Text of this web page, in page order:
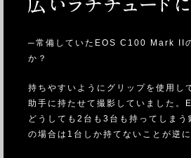
─常備していたEOS C100 Mark II
か？
持ちやすいようにグリップを使用し
助手に持たせて撮影していました
どうしても2台も3台も持ってしま
の場合は1台しか持てないことが逆